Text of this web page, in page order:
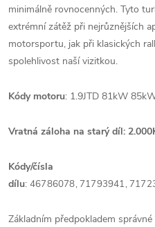
minimálně rovnocenných. Tyto
extrémní zátěž při nejrůznějších
motorsportu, jak při klasických
spolehlivost naší vizitkou.
Kódy motoru: 1.9JTD 81kW
Vratná záloha na starý díl:
Kódy/čísla
dílu: 46786078, 71793941,
Základním předpokladem